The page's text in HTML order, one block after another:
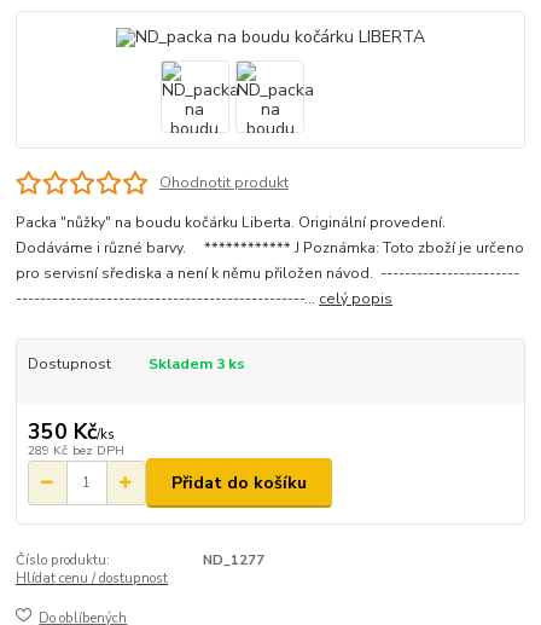
Ohodnotit produkt
Packa "nůžky" na boudu kočárku Liberta. Originální provedení.
Dodáváme i různé barvy. ************ J Poznámka: Toto zboží je určeno
pro servisní sřediska a není k němu přiložen návod. -----------------------
------------------------------------------------... celý popis
Dostupnost Skladem 3 ks
350 Kč/ks
289 Kč bez DPH
Přidat do košíku
Číslo produktu:
ND_1277
Hlídat cenu / dostupnost
Do oblíbených